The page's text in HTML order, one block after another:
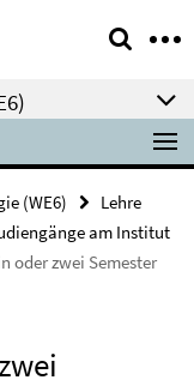
(WE6)
Lehre
am Institut
oder zwei Semester